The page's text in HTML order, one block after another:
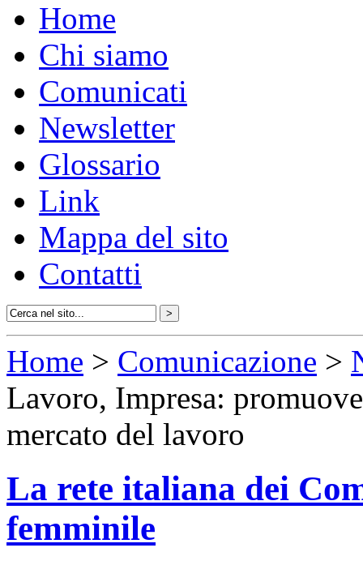
Home
Chi siamo
Comunicati
Newsletter
Glossario
Link
Mappa del sito
Contatti
Home > Comunicazione >
Lavoro, Impresa:
mercato del lavoro
La rete italiana dei
femminile